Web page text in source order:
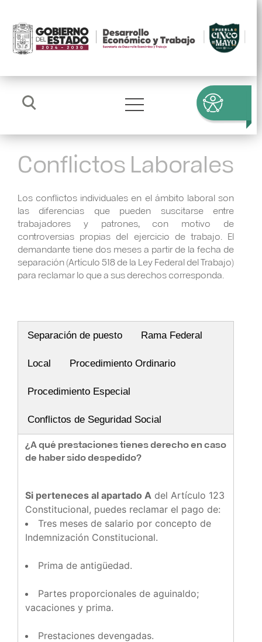
Conflictos Laborales
Los conflictos individuales en el ámbito laboral son
las diferencias que pueden suscitarse entre
trabajadores y patrones, con motivo de
controversias propias del ejercicio de trabajo. El
demandante tiene dos meses a partir de la fecha de
separación (Artículo 518 de la Ley Federal del Trabajo)
para reclamar lo que a sus derechos corresponda.
Separación de puesto Rama Federal
Local Procedimiento Ordinario
Procedimiento Especial
Conflictos de Seguridad Social
¿A qué prestaciones tienes derecho en caso
de haber sido despedido?
Si perteneces al apartado A del Artículo 123
Constitucional, puedes reclamar el pago de:
Tres meses de salario por concepto de
Indemnización Constitucional.
Prima de antigüedad.
Partes proporcionales de aguinaldo;
vacaciones y prima.
Prestaciones devengadas.